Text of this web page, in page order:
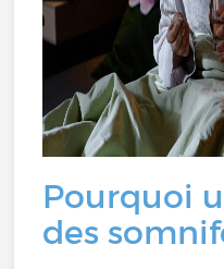
Pourquoi
des